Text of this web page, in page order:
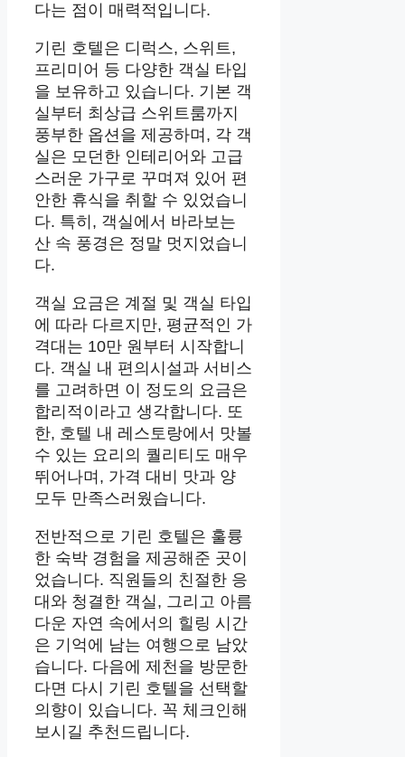
다는 점이 매력적입니다.
기린 호텔은 디럭스, 스위트,
프리미어 등 다양한 객실 타입
을 보유하고 있습니다. 기본 객
실부터 최상급 스위트룸까지
풍부한 옵션을 제공하며, 각 객
실은 모던한 인테리어와 고급
스러운 가구로 꾸며져 있어 편
안한 휴식을 취할 수 있었습니
다. 특히, 객실에서 바라보는
산 속 풍경은 정말 멋지었습니
다.
객실 요금은 계절 및 객실 타입
에 따라 다르지만, 평균적인 가
격대는 10만 원부터 시작합니
다. 객실 내 편의시설과 서비스
를 고려하면 이 정도의 요금은
합리적이라고 생각합니다. 또
한, 호텔 내 레스토랑에서 맛볼
수 있는 요리의 퀄리티도 매우
뛰어나며, 가격 대비 맛과 양
모두 만족스러웠습니다.
전반적으로 기린 호텔은 훌륭
한 숙박 경험을 제공해준 곳이
었습니다. 직원들의 친절한 응
대와 청결한 객실, 그리고 아름
다운 자연 속에서의 힐링 시간
은 기억에 남는 여행으로 남았
습니다. 다음에 제천을 방문한
다면 다시 기린 호텔을 선택할
의향이 있습니다. 꼭 체크인해
보시길 추천드립니다.